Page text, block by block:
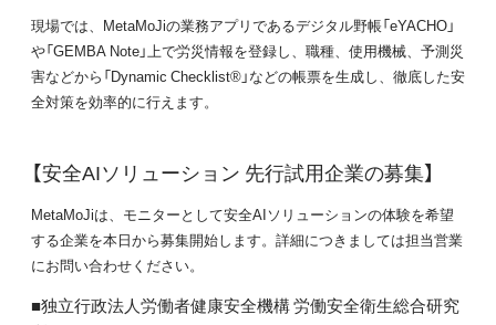
現場では、MetaMoJiの業務アプリであるデジタル野帳「eYACHO」
や「GEMBA Note」上で労災情報を登録し、職種、使用機械、予測災
害などから「Dynamic Checklist®」などの帳票を生成し、徹底した安
全対策を効率的に行えます。
【安全AIソリューション 先行試用企業の募集】
MetaMoJiは、モニターとして安全AIソリューションの体験を希望
する企業を本日から募集開始します。詳細につきましては担当営業
にお問い合わせください。
■独立行政法人労働者健康安全機構 労働安全衛生総合研究